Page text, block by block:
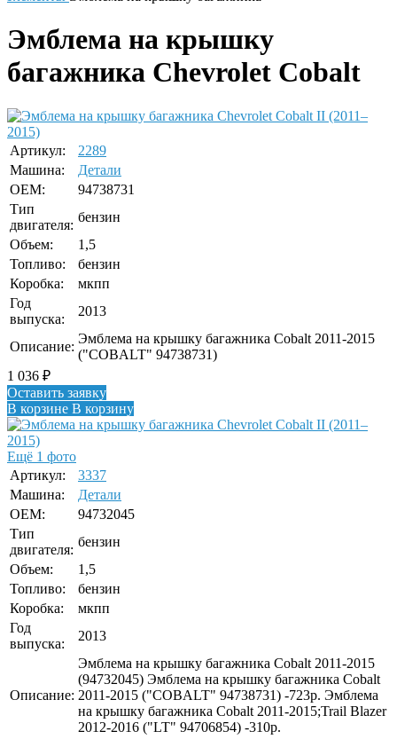
Эмблема на крышку
багажника Chevrolet Cobalt
Артикул:
2289
Машина:
Детали
OEM:
94738731
Тип
двигателя:
бензин
Объем:
1,5
Топливо:
бензин
Коробка:
мкпп
Год
выпуска:
2013
Описание:
Эмблема на крышку багажника Cobalt 2011-2015
("COBALT" 94738731)
1 036 ₽
Оставить заявку
В корзине В корзину
Ещё 1 фото
Артикул:
3337
Машина:
Детали
OEM:
94732045
Тип
двигателя:
бензин
Объем:
1,5
Топливо:
бензин
Коробка:
мкпп
Год
выпуска:
2013
Описание:
Эмблема на крышку багажника Cobalt 2011-2015
(94732045) Эмблема на крышку багажника Cobalt
2011-2015 ("COBALT" 94738731) -723р. Эмблема
на крышку багажника Cobalt 2011-2015;Trail Blazer
2012-2016 ("LT" 94706854) -310р.